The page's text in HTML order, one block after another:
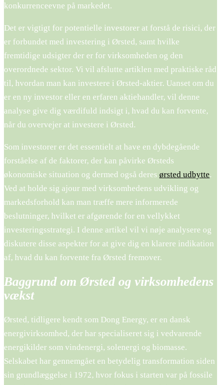
konkurrenceevne på markedet.
Det er vigtigt for potentielle investorer at forstå de risici, der
er forbundet med investering i Ørsted, samt hvilke
fremtidige udsigter der er for virksomheden og den
overordnede sektor. Vi vil afslutte artiklen med praktiske råd
til, hvordan man kan investere i Ørsted-aktier. Uanset om du
er en ny investor eller en erfaren aktiehandler, vil denne
analyse give dig værdifuld indsigt i, hvad du kan forvente,
når du overvejer at investere i Ørsted.
Som investorer er det essentielt at have en dybdegående
forståelse af de faktorer, der kan påvirke Ørsteds
økonomiske situation og dermed også deres ørsted udbytte.
Ved at holde sig ajour med virksomhedens udvikling og
markedsforhold kan man træffe mere informerede
beslutninger, hvilket er afgørende for en vellykket
investeringsstrategi. I denne artikel vil vi nøje analysere og
diskutere disse aspekter for at give dig en klarere indikation
af, hvad du kan forvente fra Ørsted fremover.
Baggrund om Ørsted og virksomhedens
vækst
Ørsted, tidligere kendt som Dong Energy, er en dansk
energivirksomhed, der har specialiseret sig i vedvarende
energikilder som vindenergi, solenergi og biomasse.
Selskabet har gennemgået en betydelig transformation siden
sin grundlæggelse i 1972, hvor fokus i starten var på fossile